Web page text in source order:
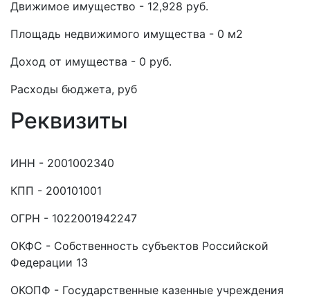
Движимое имущество - 12,928 руб.
Площадь недвижимого имущества - 0 м2
Доход от имущества - 0 руб.
Расходы бюджета, руб
Реквизиты
ИНН - 2001002340
КПП - 200101001
ОГРН - 1022001942247
ОКФС - Собственность субъектов Российской
Федерации 13
ОКОПФ - Государственные казенные учреждения